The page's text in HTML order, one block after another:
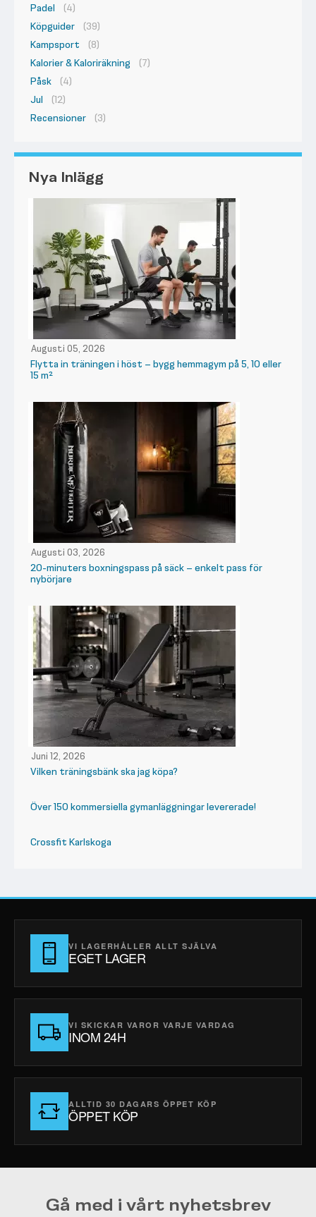
Padel
(4)
Köpguider
(39)
Kampsport
(8)
Kalorier & Kaloriräkning
(7)
Påsk
(4)
Jul
(12)
Recensioner
(3)
Nya Inlägg
Augusti 05, 2026
Flytta in träningen i höst – bygg hemmagym på 5, 10 eller
15 m²
Augusti 03, 2026
20-minuters boxningspass på säck – enkelt pass för
nybörjare
Juni 12, 2026
Vilken träningsbänk ska jag köpa?
Över 150 kommersiella gymanläggningar levererade!
Crossfit Karlskoga
VI LAGERHÅLLER ALLT SJÄLVA
EGET LAGER
VI SKICKAR VAROR VARJE VARDAG
INOM 24H
ALLTID 30 DAGARS ÖPPET KÖP
ÖPPET KÖP
Gå med i vårt nyhetsbrev